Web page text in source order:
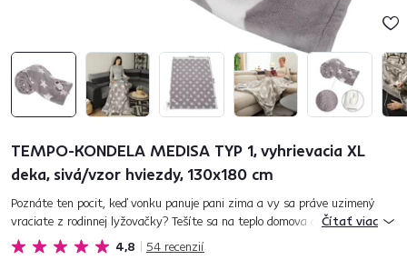
TEMPO-KONDELA MEDISA TYP 1, vyhrievacia XL
deka, sivá/vzor hviezdy, 130x180 cm
4,8 54 recenzií
Poznáte ten pocit, keď vonku panuje pani zima a vy sa práve uzimený
vraciate z rodinnej lyžovačky? Tešíte sa na teplo domova a máte
predstavu, čo s načatým večerom. Krásna predstava, no vy s...
Čítať viac